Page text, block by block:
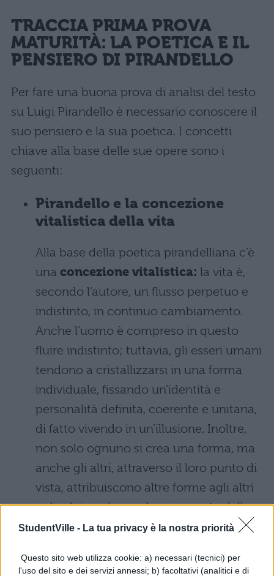
StudentVille - La tua privacy è la nostra priorità
Questo sito web utilizza cookie: a) necessari (tecnici) per
l'uso del sito e dei servizi annessi; b) facoltativi (analitici e di
TRACCIA PRIMA PROVA
MATURITÀ: LA POETICA E IL
PENSIERO DI PIRANDELLO
Per fare una buona prova di analisi del testo
su Luigi Pirandello è necessario conoscere il
suo pensiero e la sua poetica. I concetti
chiave alla base delle sue opere sono i
seguenti:
Pirandello e la concezione
vitalistica della vita
Alla base della poetica pirandelliana c’è
una concezione vitalistica: la vita è,
secondo l’autore, un flusso perpetuo e
indistinto, in continuo cambiamento.
Anche l’uomo è compreso in questo
fluire indistinto; tuttavia, gli esseri umani
tendono a cristallizzarsi in una forma
individuale, fissando un’identità e
personalità definita, coerente e unitaria,
di fatto vivendo in un’illusione. Inoltre,
non solo ognuno si crea una forma, ma
anche gli altri, attraverso il loro punto di
vista, attribuiscono altre forme agli altri
individui, cioè maschere imposte dalla
società e dal contesto sociale.
Le maschere di Pirandello